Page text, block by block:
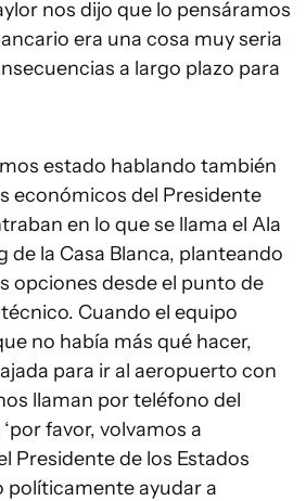
nos dijo que lo pensáramos
era una cosa muy seria
a largo plazo para
estado hablando también
económicos del Presidente
en lo que se llama el Ala
de la Casa Blanca, planteando
opciones desde el punto de
Cuando el equipo
no había más qué hacer,
para ir al aeropuerto con
llaman por teléfono del
favor, volvamos a
Presidente de los Estados
políticamente ayudar a